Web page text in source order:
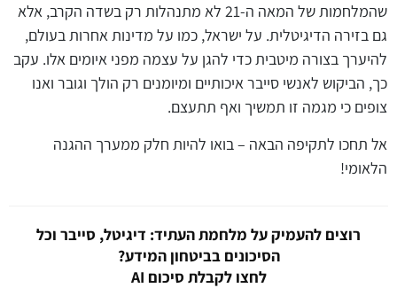
שהמלחמות של המאה ה-21 לא מתנהלות רק בשדה הקרב, אלא
גם בזירה הדיגיטלית. על ישראל, כמו על מדינות אחרות בעולם,
להיערך בצורה מיטבית כדי להגן על עצמה מפני איומים אלו. עקב
כך, הביקוש לאנשי סייבר איכותיים ומיומנים רק הולך וגובר ואנו
צופים כי מגמה זו תמשיך ואף תתעצם.
אל תחכו לתקיפה הבאה – בואו להיות חלק ממערך ההגנה
הלאומי!
רוצים להעמיק על מלחמת העתיד: דיגיטל, סייבר וכל
הסיכונים בביטחון המידע?
לחצו לקבלת סיכום AI